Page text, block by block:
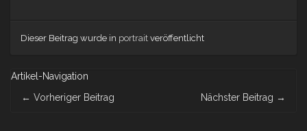
Dieser Beitrag wurde in portrait veröffentlicht
Artikel-Navigation
← Vorheriger Beitrag Nächster Beitrag →